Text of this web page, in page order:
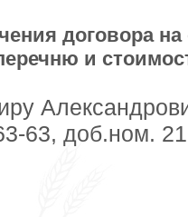
договора на
и
63, доб.ном.